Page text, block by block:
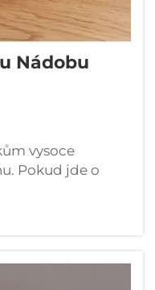
Nádobu
vysoce
Pokud jde o
čerstvého
odolnost obalu
Od kin až po